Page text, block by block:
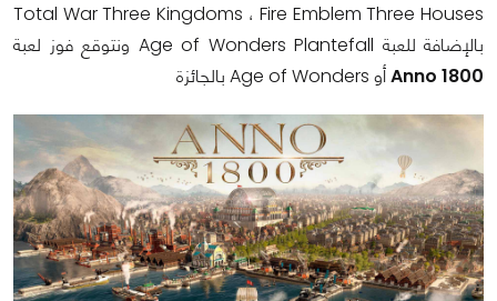
Total War Three Kingdoms ، Fire Emblem Three Houses
بالإضافة للعبة Age of Wonders Plantefall ونتوقع فوز لعبة
Anno 1800أو Age of Wonders بالجائزة